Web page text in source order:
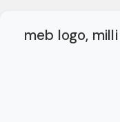
meb logo,